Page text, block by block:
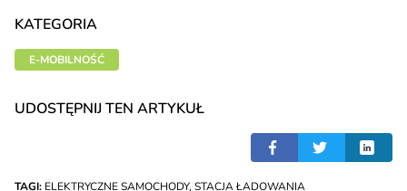
KATEGORIA
E-MOBILNOŚĆ
UDOSTĘPNIJ TEN ARTYKUŁ
TAGI: ELEKTRYCZNE SAMOCHODY, STACJA ŁADOWANIA